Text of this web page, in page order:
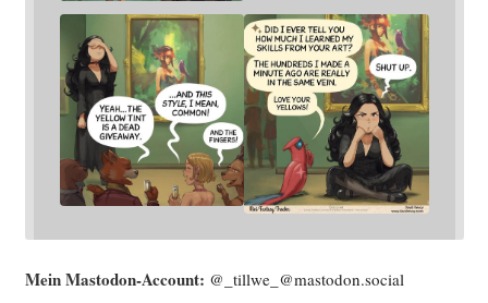
Mein Mast­o­don-Account: @_tillwe_@mastodon.social